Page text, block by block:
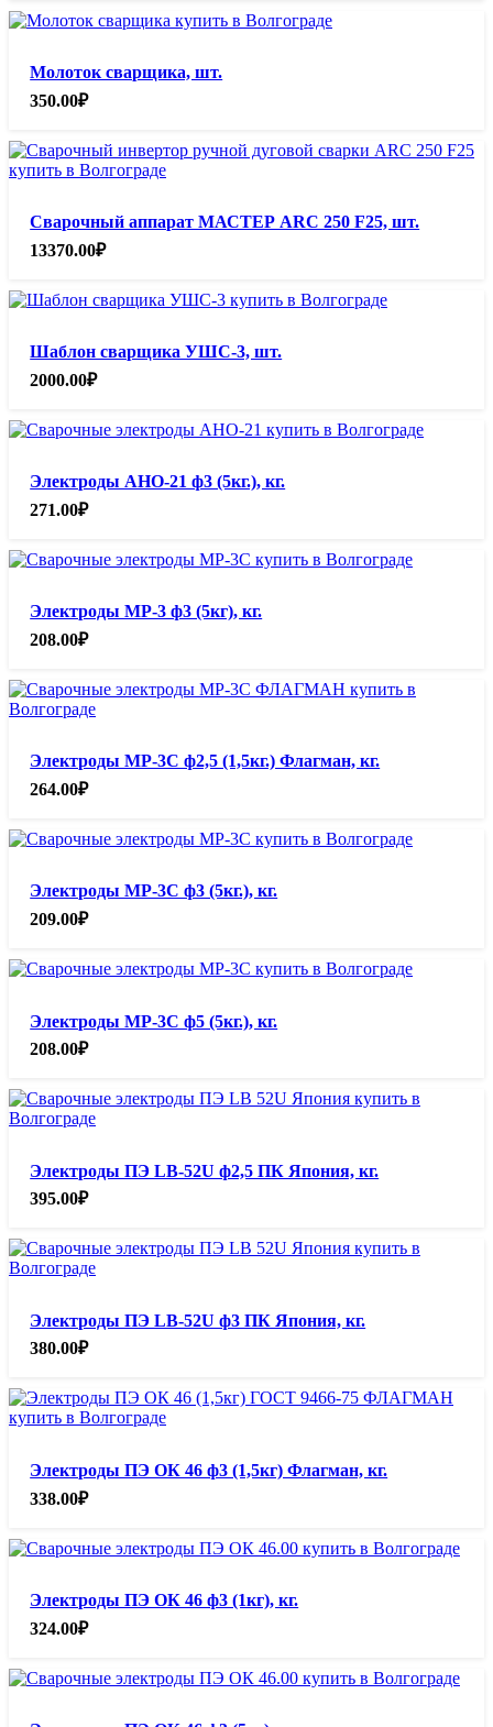
Молоток сварщика, шт.
350.00₽
Сварочный аппарат МАСТЕР ARC 250 F25, шт.
13370.00₽
Шаблон сварщика УШС-3, шт.
2000.00₽
Электроды АНО-21 ф3 (5кг.), кг.
271.00₽
Электроды МР-3 ф3 (5кг), кг.
208.00₽
Электроды МР-3С ф2,5 (1,5кг.) Флагман, кг.
264.00₽
Электроды МР-3С ф3 (5кг.), кг.
209.00₽
Электроды МР-3С ф5 (5кг.), кг.
208.00₽
Электроды ПЭ LB-52U ф2,5 ПК Япония, кг.
395.00₽
Электроды ПЭ LB-52U ф3 ПК Япония, кг.
380.00₽
Электроды ПЭ ОК 46 ф3 (1,5кг) Флагман, кг.
338.00₽
Электроды ПЭ ОК 46 ф3 (1кг), кг.
324.00₽